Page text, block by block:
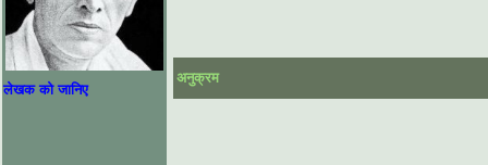
लेखक को जानिए
अनुक्रम